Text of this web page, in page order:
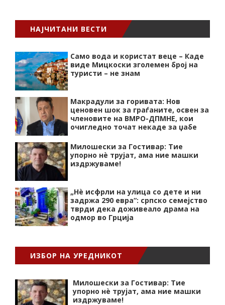
НАЈЧИТАНИ ВЕСТИ
Само вода и користат веце – Каде
виде Мицкоски зголемен број на
туристи – не знам
Макрадули за горивата: Нов
ценовен шок за граѓаните, освен за
членовите на ВМРО-ДПМНЕ, кои
очигледно точат некаде за џабе
Милошески за Гостивар: Тие
упорно нѐ трујат, ама ние машки
издржуваме!
„Нѐ исфрли на улица со дете и ни
задржа 290 евра“: српско семејство
тврди дека доживеало драма на
одмор во Грција
ИЗБОР НА УРЕДНИКОТ
Милошески за Гостивар: Тие
упорно нѐ трујат, ама ние машки
издржуваме!